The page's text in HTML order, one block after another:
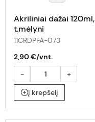
Akriliniai dažai 120ml,
t.mėlyni
11CRDPFA-073
2,90 €/vnt.
-
+
Į krepšelį